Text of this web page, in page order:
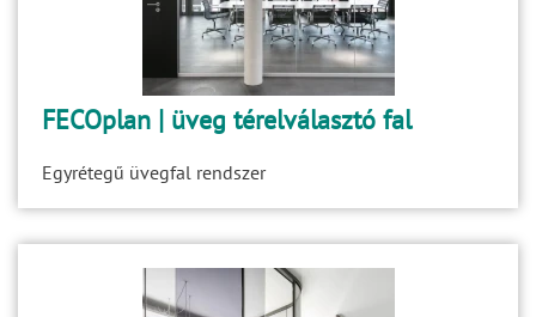
FECOplan | üveg térelválasztó fal
Egyrétegű üvegfal rendszer